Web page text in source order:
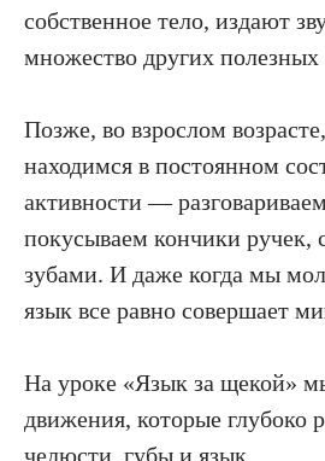
собственное тело, издают
множество других
Позже, во взрослом
находимся в постоянном
активности —
покусываем кончики ручек,
зубами. И даже когда мы
язык все равно совершает
На уроке «Язык за щекой»
движения, которые глубоко
челюсти, губы и язык.